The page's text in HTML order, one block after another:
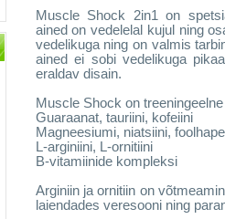
Muscle Shock 2in1 on
ained on vedelelal kujul ning
vedelikuga ning on valmis
ained ei sobi vedelikuga
eraldav disain.
Muscle Shock on
Guaraanat, tauriini, kofeiini
Magneesiumi, niatsiini,
L-arginiini, L-ornitiini
B-vitamiinide kompleksi
Arginiin ja ornitiin on
laiendades veresooni ning